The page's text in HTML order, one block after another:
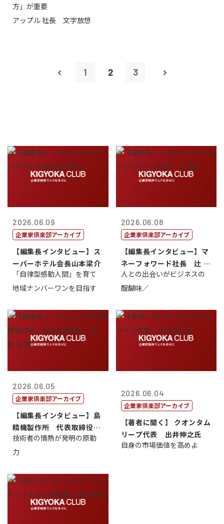
方」が重要
アップル 社長 文字放想
1 2 3
2026.06.09
企業家倶楽部アーカイブ
【編集長インタビュー】ス
ーパーホテル会長山本梁介
「自律型感動人間」を育て
地域ナンバーワンを目指す
2026.06.08
企業家倶楽部アーカイブ
【編集長インタビュー】マ
ネーフォワード社長 辻 庸
介
人との出会いがビジネスの
醍醐味／
2026.06.05
企業家倶楽部アーカイブ
【編集長インタビュー】島
精機製作所 代表取締役
社 長 島 正...
技術者の情熱が発明の原動
力
2026.06.04
企業家倶楽部アーカイブ
【著者に聞く】 クオンタム
リープ代表 出井伸之氏
自身の市場価値を高めよ